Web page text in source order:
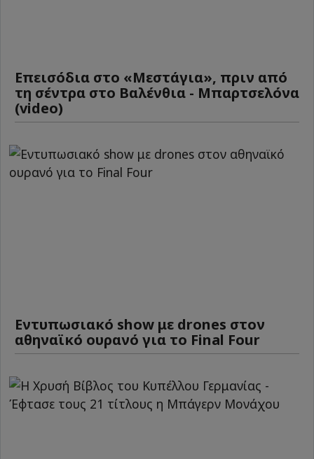
Επεισόδια στο «Μεστάγια», πριν από
τη σέντρα στο Βαλένθια - Μπαρτσελόνα
(video)
Εντυπωσιακό show με drones στον
αθηναϊκό ουρανό για το Final Four